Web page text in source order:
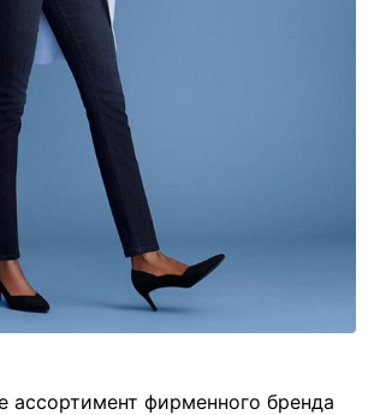
ассортимент фирменного бренда